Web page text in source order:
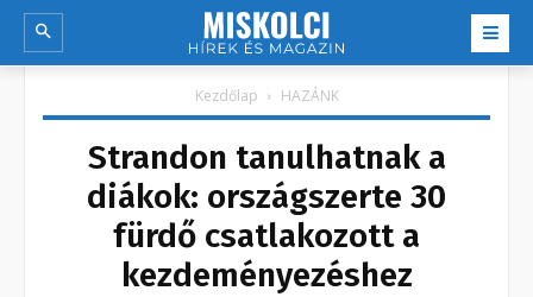
Kezdőlap HAZÁNK
Strandon tanulhatnak a
diákok: országszerte 30
fürdő csatlakozott a
kezdeményezéshez